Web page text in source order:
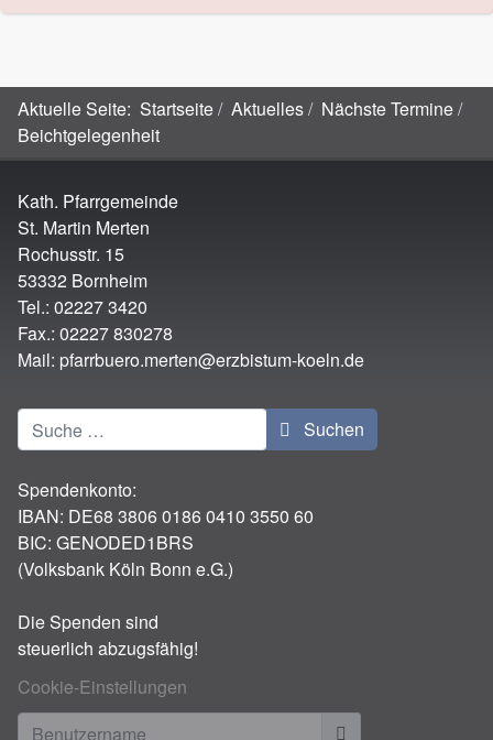
Aktuelle Seite: Startseite Aktuelles
Nächste Termine
Beichtgelegenheit
Kath. Pfarrgemeinde
St. Martin Merten
Rochusstr. 15
53332 Bornheim
Tel.: 02227 3420
Fax.: 02227 830278
Mail: pfarrbuero.merten@erzbistum-koeln.de
Suchen Suchen
Spendenkonto:
IBAN: DE68 3806 0186 0410 3550 60
BIC: GENODED1BRS
(Volksbank Köln Bonn e.G.)
Die Spenden sind
steuerlich abzugsfähig!
Cookie-Einstellungen
Benutzername